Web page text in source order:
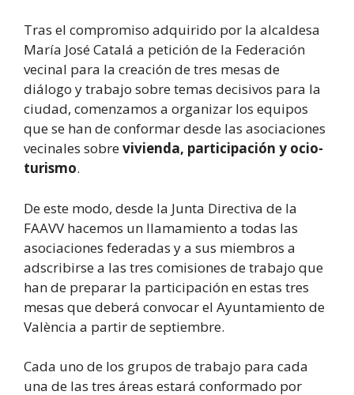
Tras el compromiso adquirido por la alcaldesa
María José Catalá a petición de la Federación
vecinal para la creación de tres mesas de
diálogo y trabajo sobre temas decisivos para la
ciudad, comenzamos a organizar los equipos
que se han de conformar desde las asociaciones
vecinales sobrevivienda, participación y ocio-
turismo.
De este modo, desde la Junta Directiva de la
FAAVV hacemos un llamamiento a todas las
asociaciones federadas y a sus miembros a
adscribirse a las tres comisiones de trabajo que
han de preparar la participación en estas tres
mesas que deberá convocar el Ayuntamiento de
València a partir de septiembre.
Cada uno de los grupos de trabajo para cada
una de las tres áreas estará conformado por